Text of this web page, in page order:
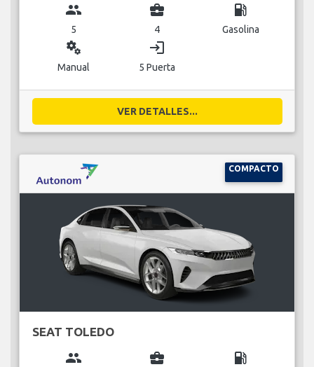
group
5
business_center
4
local_gas_station
Gasolina
miscellaneous_services
Manual
login
5 Puerta
VER DETALLES...
COMPACTO
SEAT TOLEDO
group business_center local_gas_station